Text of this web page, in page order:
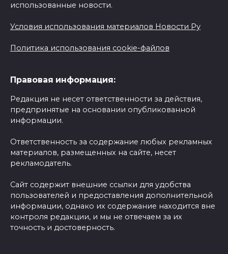
использованные новости.
Условия использования материалов Новости Ру
Политика использования cookie-файлов
Правовая информация:
Редакция не несет ответственности за действия,
предпринятые на основании опубликованной
информации.
Ответственность за содержание любых рекламных
материалов, размещенных на сайте, несет
рекламодатель.
Сайт содержит внешние ссылки для удобства
пользователей и предоставления дополнительной
информации, однако их содержание находится вне
контроля редакции, и мы не отвечаем за их
точность и достоверность.